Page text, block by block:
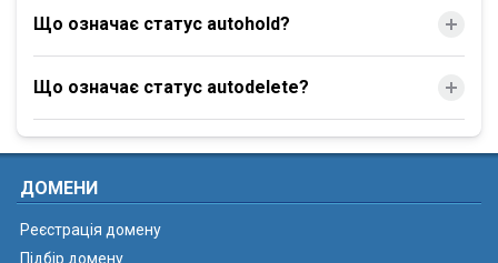
Що означає статус autohold?
Що означає статус autodelete?
ДОМЕНИ
Реєстрація домену
Підбір домену